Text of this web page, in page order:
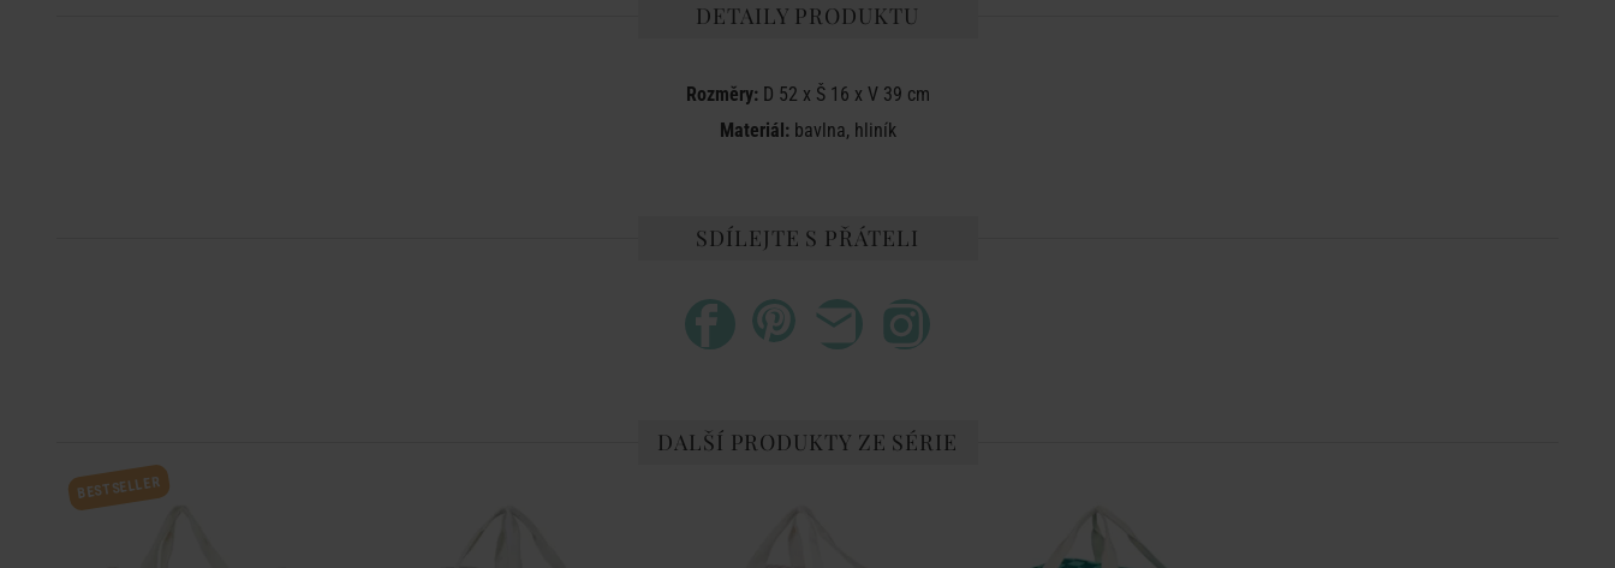
DETAILY PRODUKTU
Rozměry: D 52 x Š 16 x V 39 cm
Materiál: bavlna, hliník
SDÍLEJTE S PŘÁTELI
DALŠÍ PRODUKTY ZE SÉRIE
BESTSELLER